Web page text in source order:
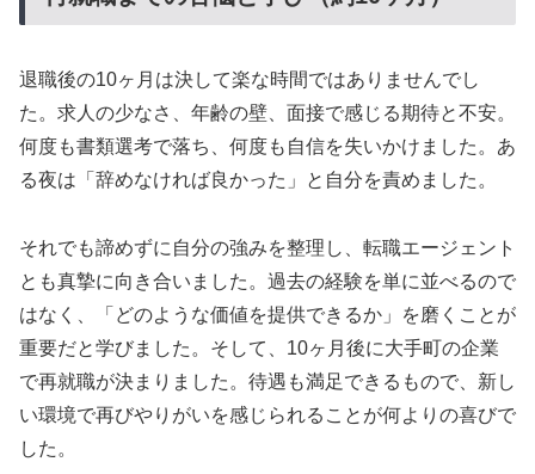
退職後の10ヶ月は決して楽な時間ではありませんでし
た。求人の少なさ、年齢の壁、面接で感じる期待と不安。
何度も書類選考で落ち、何度も自信を失いかけました。あ
る夜は「辞めなければ良かった」と自分を責めました。
それでも諦めずに自分の強みを整理し、転職エージェント
とも真摯に向き合いました。過去の経験を単に並べるので
はなく、「どのような価値を提供できるか」を磨くことが
重要だと学びました。そして、10ヶ月後に大手町の企業
で再就職が決まりました。待遇も満足できるもので、新し
い環境で再びやりがいを感じられることが何よりの喜びで
した。